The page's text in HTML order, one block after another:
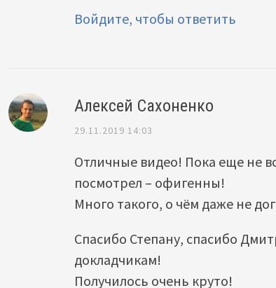
Войдите, чтобы ответить
Алексей Сахоненко
29.11.2019 14:03
Отличные видео! Пока еще не
посмотрел – офигенны!
Много такого, о чём даже не
Спасибо Степану, спасибо
докладчикам!
Получилось очень круто!